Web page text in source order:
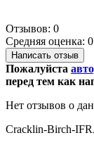
Отзывов: 0
Средняя оценка:
Написать отзыв
Пожалуйста
перед тем как
Нет отзывов о
Cracklin-Birch-